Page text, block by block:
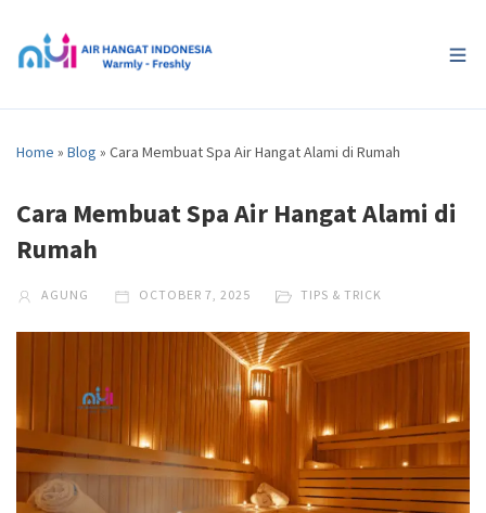
Home » Blog » Cara Membuat Spa Air Hangat Alami di Rumah
Cara Membuat Spa Air Hangat Alami di
Rumah
AGUNG OCTOBER 7, 2025 TIPS & TRICK